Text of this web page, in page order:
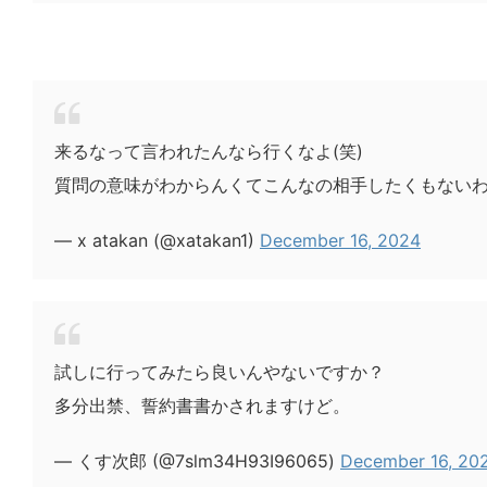
来るなって言われたんなら行くなよ(笑)
質問の意味がわからんくてこんなの相手したくもない
— x atakan (@xatakan1) December 16, 2024
試しに行ってみたら良いんやないですか？
多分出禁、誓約書書かされますけど。
— くす次郎 (@7slm34H93I96065) December 16,